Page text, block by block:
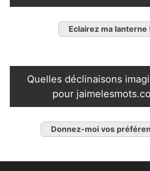
Eclairez ma lanterne
Quelles déclinaisons
pour
Donnez-moi vos